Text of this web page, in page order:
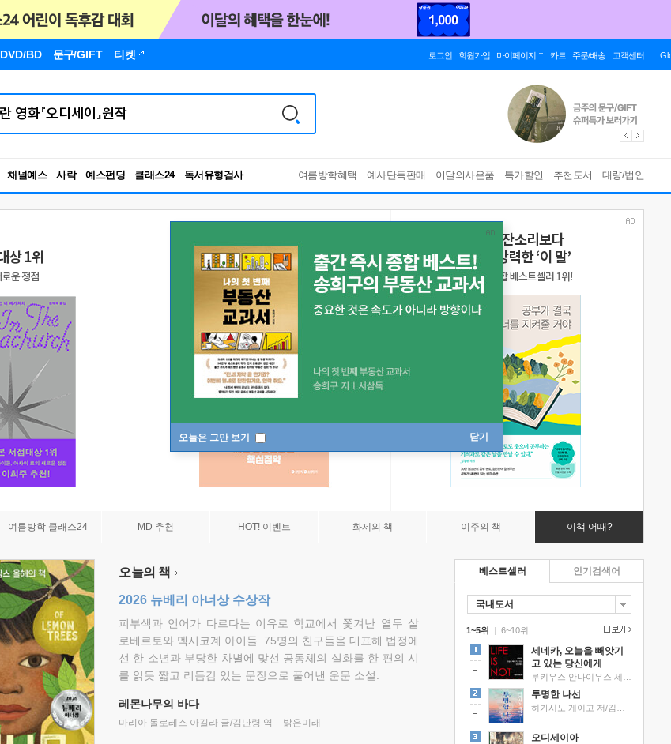
DVD/BD 문구/GIFT 티켓 로그인 회원가입 마이페이지 카트 주문/배송 고객센터
채널예스 사락 예스펀딩 클래스24
독서유형검사
RBTI Lab
독서유형검사
여름방학혜택 예사단독판매 이달의사은품 특가할인 추천도서 대량/법인
오늘은 그만 보기 닫기
여름방학 클래스24 MD 추천 HOT! 이벤트 화제의 책 이주의 책 이책 어때?
오늘의 책
2026 뉴베리 아너상 수상작
피부색과 언어가 다르다는 이유로 학교에서 쫓겨난 열두 살
로베르토와 멕시코계 아이들. 75명의 친구들을 대표해 법정에
선 한 소년과 부당한 차별에 맞선 공동체의 실화를 한 편의 시
를 읽듯 짧고 리듬감 있는 문장으로 풀어낸 운문 소설.
레몬나무의 바다
마리아 돌로레스 아길라 글/김난령 역 밝은미래
베스트셀러
국내도서
1~5위 |
세네카, 오늘을 빼앗기
고 있는 당신에게
투명한 나선
오디세이아
6~10위
인기검색어